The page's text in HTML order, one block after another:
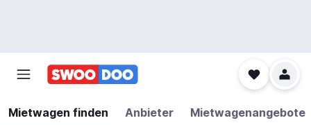
Mietwagen finden Anbieter Mietwagenangebote